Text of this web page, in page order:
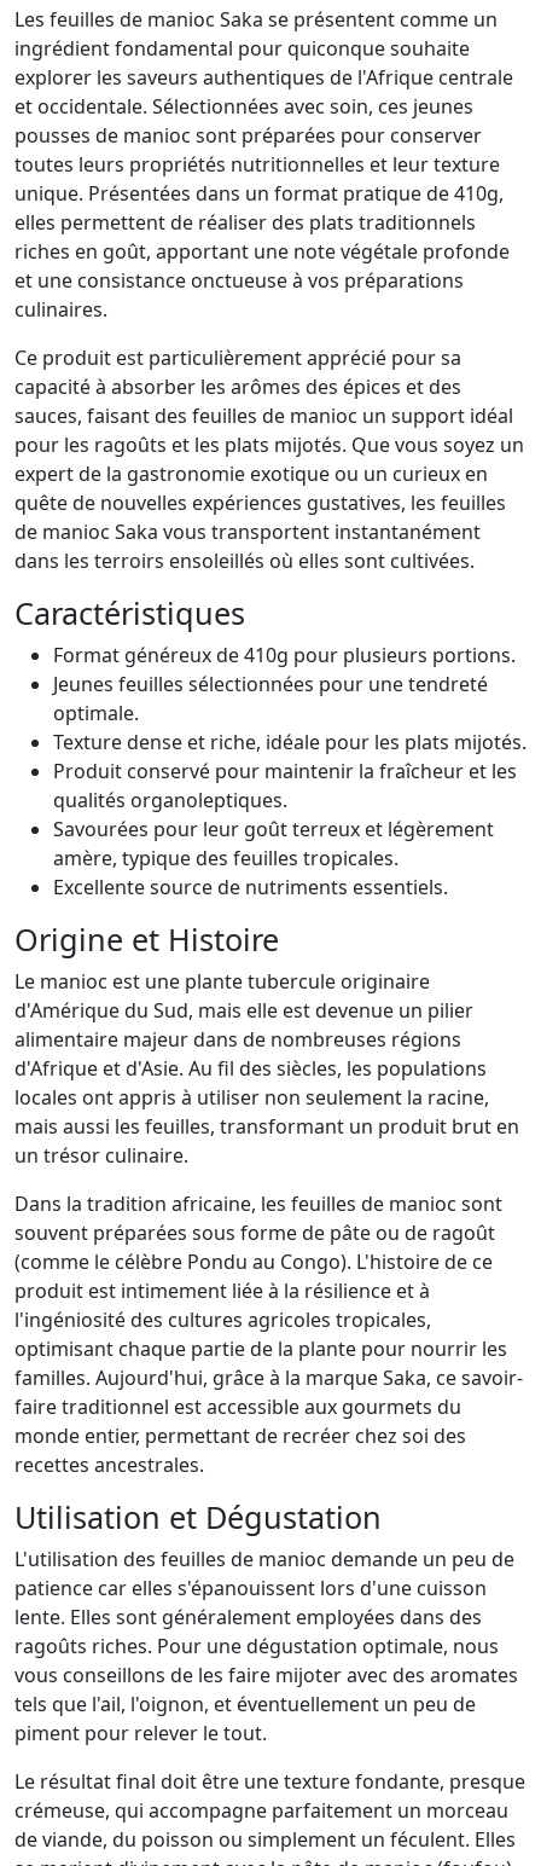
Les feuilles de manioc Saka se présentent comme un
ingrédient fondamental pour quiconque souhaite
explorer les saveurs authentiques de l'Afrique centrale
et occidentale. Sélectionnées avec soin, ces jeunes
pousses de manioc sont préparées pour conserver
toutes leurs propriétés nutritionnelles et leur texture
unique. Présentées dans un format pratique de 410g,
elles permettent de réaliser des plats traditionnels
riches en goût, apportant une note végétale profonde
et une consistance onctueuse à vos préparations
culinaires.
Ce produit est particulièrement apprécié pour sa
capacité à absorber les arômes des épices et des
sauces, faisant des feuilles de manioc un support idéal
pour les ragoûts et les plats mijotés. Que vous soyez un
expert de la gastronomie exotique ou un curieux en
quête de nouvelles expériences gustatives, les feuilles
de manioc Saka vous transportent instantanément
dans les terroirs ensoleillés où elles sont cultivées.
Caractéristiques
Format généreux de 410g pour plusieurs portions.
Jeunes feuilles sélectionnées pour une tendreté
optimale.
Texture dense et riche, idéale pour les plats mijotés.
Produit conservé pour maintenir la fraîcheur et les
qualités organoleptiques.
Savourées pour leur goût terreux et légèrement
amère, typique des feuilles tropicales.
Excellente source de nutriments essentiels.
Origine et Histoire
Le manioc est une plante tubercule originaire
d'Amérique du Sud, mais elle est devenue un pilier
alimentaire majeur dans de nombreuses régions
d'Afrique et d'Asie. Au fil des siècles, les populations
locales ont appris à utiliser non seulement la racine,
mais aussi les feuilles, transformant un produit brut en
un trésor culinaire.
Dans la tradition africaine, les feuilles de manioc sont
souvent préparées sous forme de pâte ou de ragoût
(comme le célèbre Pondu au Congo). L'histoire de ce
produit est intimement liée à la résilience et à
l'ingéniosité des cultures agricoles tropicales,
optimisant chaque partie de la plante pour nourrir les
familles. Aujourd'hui, grâce à la marque Saka, ce savoir-
faire traditionnel est accessible aux gourmets du
monde entier, permettant de recréer chez soi des
recettes ancestrales.
Utilisation et Dégustation
L'utilisation des feuilles de manioc demande un peu de
patience car elles s'épanouissent lors d'une cuisson
lente. Elles sont généralement employées dans des
ragoûts riches. Pour une dégustation optimale, nous
vous conseillons de les faire mijoter avec des aromates
tels que l'ail, l'oignon, et éventuellement un peu de
piment pour relever le tout.
Le résultat final doit être une texture fondante, presque
crémeuse, qui accompagne parfaitement un morceau
de viande, du poisson ou simplement un féculent. Elles